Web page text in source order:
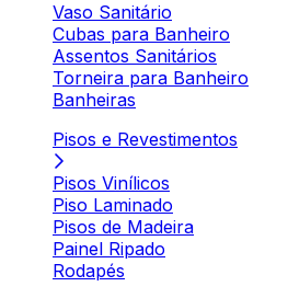
Vaso Sanitário
Cubas para Banheiro
Assentos Sanitários
Torneira para Banheiro
Banheiras
Pisos e Revestimentos
Pisos Vinílicos
Piso Laminado
Pisos de Madeira
Painel Ripado
Rodapés